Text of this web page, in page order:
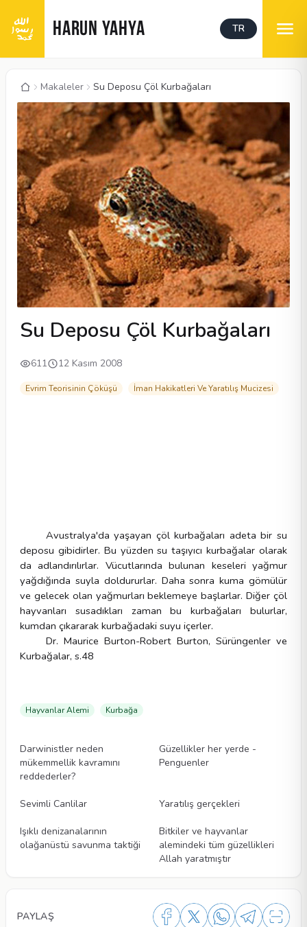
HARUN YAHYA TR
Makaleler Su Deposu Çöl Kurbağaları
Su Deposu Çöl Kurbağaları
611 12 Kasım 2008
Evrim Teorisinin Çöküşü İman Hakikatleri Ve Yaratılış Mucizesi
Avustralya'da yaşayan çöl kurbağaları adeta bir su
deposu gibidirler. Bu yüzden su taşıyıcı kurbağalar olarak
da adlandırılırlar. Vücutlarında bulunan keseleri yağmur
yağdığında suyla doldururlar. Daha sonra kuma gömülür
ve gelecek olan yağmurları beklemeye başlarlar. Diğer çöl
hayvanları susadıkları zaman bu kurbağaları bulurlar,
kumdan çıkararak kurbağadaki suyu içerler.
Dr. Maurice Burton-Robert Burton, Sürüngenler ve
Kurbağalar, s.48
Hayvanlar Alemi Kurbağa
Darwinistler neden
mükemmellik kavramını
reddederler?
Güzellikler her yerde -
Penguenler
Sevimli Canlilar Yaratılış gerçekleri
Işıklı denizanalarının
olağanüstü savunma taktiği
Bitkiler ve hayvanlar
alemindeki tüm güzellikleri
Allah yaratmıştır
PAYLAŞ